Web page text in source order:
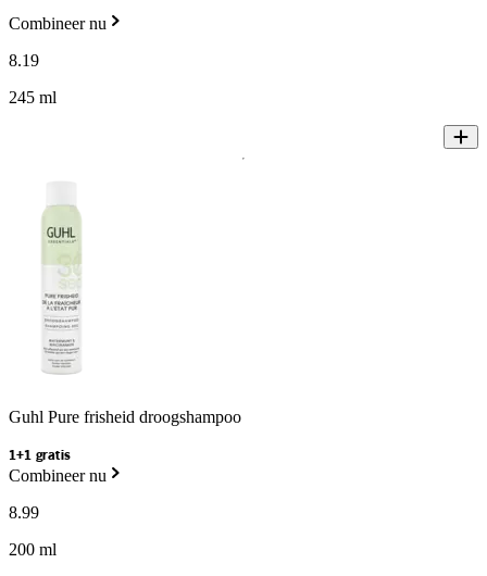
Combineer nu
8.19
245 ml
Guhl Pure frisheid droogshampoo
1+1 gratis
Combineer nu
8.99
200 ml